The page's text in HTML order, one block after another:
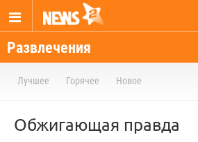
Развлечения
Лучшее Горячее Новое
Обжигающая правда